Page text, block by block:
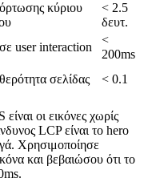
κύριου
< 2.5
δευτ.
user interaction
<
200ms
σελίδας < 0.1
οι εικόνες χωρίς
LCP είναι το hero
Χρησιμοποίησε
και βεβαιώσου ότι το